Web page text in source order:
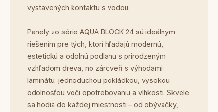
vystavených kontaktu s vodou.
Panely zo série AQUA BLOCK 24 sú ideálnym
riešením pre tých, ktorí hľadajú modernú,
estetickú a odolnú podlahu s prirodzeným
vzhľadom dreva, no zároveň s výhodami
laminátu: jednoduchou pokládkou, vysokou
odolnosťou voči opotrebovaniu a vlhkosti. Skvele
sa hodia do každej miestnosti – od obývačky,